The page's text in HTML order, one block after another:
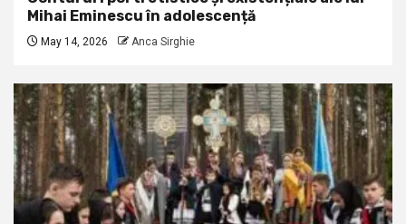
Mihai Eminescu în adolescență
May 14, 2026 Anca Sirghie